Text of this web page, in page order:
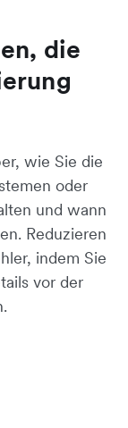
die
wie Sie die
oder
und wann
Reduzieren
indem Sie
vor der